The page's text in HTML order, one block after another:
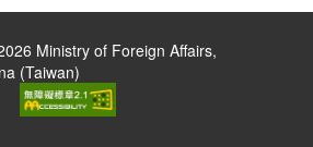
Ministry of Foreign Affairs,
(Taiwan)